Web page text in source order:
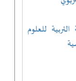
للعلوم